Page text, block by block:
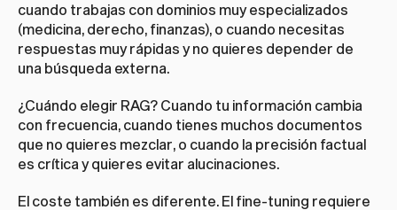
cuando trabajas con dominios muy especializados
(medicina, derecho, finanzas), o cuando necesitas
respuestas muy rápidas y no quieres depender de
una búsqueda externa.
¿Cuándo elegir RAG? Cuando tu información cambia
con frecuencia, cuando tienes muchos documentos
que no quieres mezclar, o cuando la precisión factual
es crítica y quieres evitar alucinaciones.
El coste también es diferente. El fine-tuning requiere